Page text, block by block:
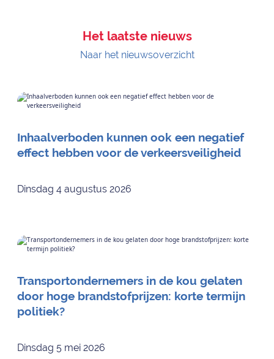
Het laatste nieuws
Naar het nieuwsoverzicht
Inhaalverboden kunnen ook een negatief
effect hebben voor de verkeersveiligheid
Dinsdag 4 augustus 2026
Transportondernemers in de kou gelaten
door hoge brandstofprijzen: korte termijn
politiek?
Dinsdag 5 mei 2026